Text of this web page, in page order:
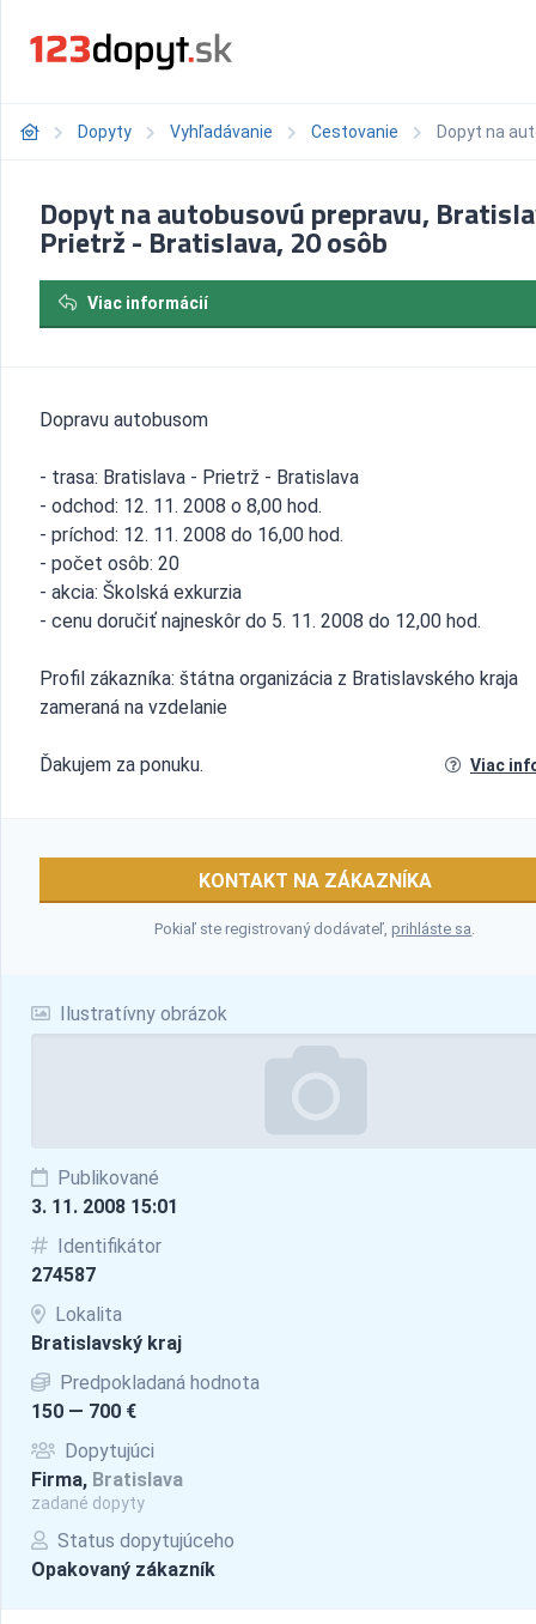
Dopyty Vyhľadávanie Cestovanie Dopyt na
Ilustratívny obrázok
Publikované
3. 11. 2008 15:01
Identifikátor
274587
Lokalita
Bratislavský kraj
Predpokladaná hodnota
150 — 700 €
Dopytujúci
Firma, Bratislava
zadané dopyty
Status dopytujúceho
Opakovaný zákazník
Dopyt na autobusovú prepravu,
Prietrž - Bratislava, 20 osôb
Viac informácií
Dopravu autobusom
- trasa: Bratislava - Prietrž - Bratislava
- odchod: 12. 11. 2008 o 8,00 hod.
- príchod: 12. 11. 2008 do 16,00 hod.
- počet osôb: 20
- akcia: Školská exkurzia
- cenu doručiť najneskôr do 5. 11. 2008 do 12,00 hod.
Profil zákazníka: štátna organizácia z Bratislavského kraja
zameraná na vzdelanie
Ďakujem za ponuku. Viac
KONTAKT NA ZÁKAZNÍKA
Pokiaľ ste registrovaný dodávateľ,prihláste sa.